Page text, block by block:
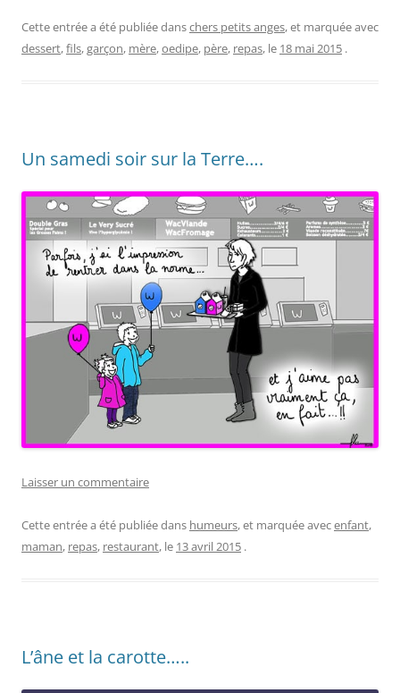
Cette entrée a été publiée danschers petits anges, et marquée avec
dessert,fils,garçon, mère,oedipe, père, repas, le 18 mai 2015 .
Un samedi soir sur la Terre….
Laisser un commentaire
Cette entrée a été publiée dans humeurs, et marquée avecenfant,
maman, repas, restaurant, le 13 avril 2015 .
L’âne et la carotte…..